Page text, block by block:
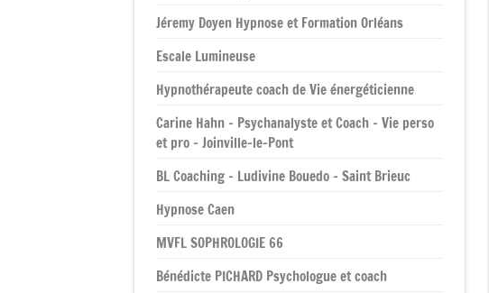
Jéremy Doyen Hypnose et Formation Orléans
Escale Lumineuse
Hypnothérapeute coach de Vie énergéticienne
Carine Hahn – Psychanalyste et Coach – Vie perso
et pro – Joinville-le-Pont
BL Coaching – Ludivine Bouedo – Saint Brieuc
Hypnose Caen
MVFL SOPHROLOGIE 66
Bénédicte PICHARD Psychologue et coach